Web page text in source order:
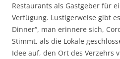
Restaurants als Gastgeber für
Verfügung. Lustigerweise gibt
Dinner“, man erinnere sich,
Stimmt, als die Lokale
Idee auf, den Ort des Verzehrs